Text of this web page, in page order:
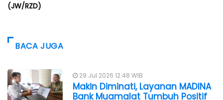
(JW/RZD)
BACA JUGA
29 Jul 2026 12:48 WIB
Makin Diminati, Layanan MADINA
Bank Muamalat Tumbuh Positif